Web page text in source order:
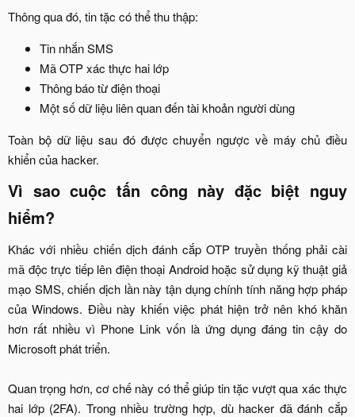
Thông qua đó, tin tặc có thể thu thập:​
Tin nhắn SMS​
Mã OTP xác thực hai lớp​
Thông báo từ điện thoại​
Một số dữ liệu liên quan đến tài khoản người dùng​
Toàn bộ dữ liệu sau đó được chuyển ngược về máy chủ điều
khiển của hacker.​
Vì sao cuộc tấn công này đặc biệt nguy
hiểm?​
Khác với nhiều chiến dịch đánh cắp OTP truyền thống phải cài
mã độc trực tiếp lên điện thoại Android hoặc sử dụng kỹ thuật giả
mạo SMS, chiến dịch lần này tận dụng chính tính năng hợp pháp
của Windows. Điều này khiến việc phát hiện trở nên khó khăn
hơn rất nhiều vì Phone Link vốn là ứng dụng đáng tin cậy do
Microsoft phát triển.
Quan trọng hơn, cơ chế này có thể giúp tin tặc vượt qua xác thực
hai lớp (2FA). Trong nhiều trường hợp, dù hacker đã đánh cắp